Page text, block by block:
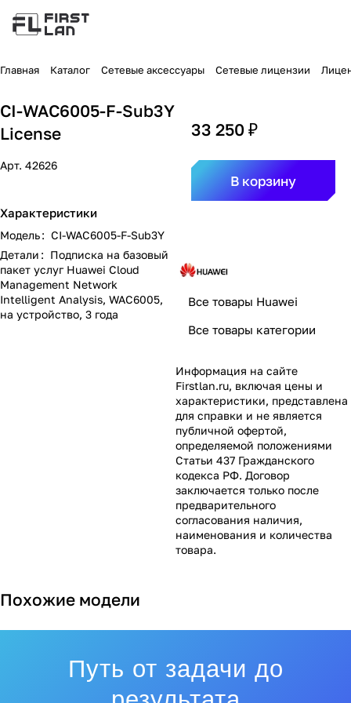
Главная Каталог Сетевые аксессуары Сетевые лицензии
CI-WAC6005-F-Sub3Y
License
Арт. 42626
Характеристики
Модель: CI-WAC6005-F-Sub3Y
Детали: Подписка на базовый
пакет услуг Huawei Cloud
Management Network
Intelligent Analysis, WAC6005,
на устройство, 3 года
33 250 ₽
В корзину
Все товары Huawei
Все товары категории
Информация на сайте
Firstlan.ru, включая цены и
характеристики, представлена
для справки и не является
публичной офертой,
определяемой положениями
Статьи 437 Гражданского
кодекса РФ. Договор
заключается только после
предварительного
согласования наличия,
наименования и количества
товара.
Похожие модели
Путь от задачи до